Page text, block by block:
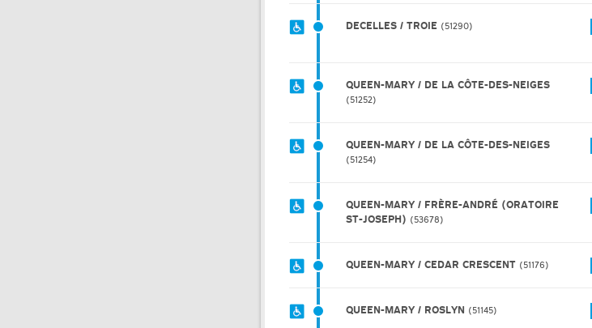
DECELLES / TROIE 51290
QUEEN-MARY / DE LA CÔTE-DES-NEIGES
51252
QUEEN-MARY / DE LA CÔTE-DES-NEIGES
51254
QUEEN-MARY / FRÈRE-ANDRÉ (ORATOIRE
ST-JOSEPH)
53678
QUEEN-MARY / CEDAR CRESCENT 51176
QUEEN-MARY / ROSLYN 51145